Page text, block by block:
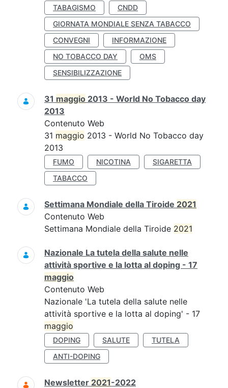
TABAGISMO
CNDD
GIORNATA MONDIALE SENZA TABACCO
CONVEGNI
INFORMAZIONE
NO TOBACCO DAY
OMS
SENSIBILIZZAZIONE
31 maggio 2013 - World No Tobacco day
2013
Contenuto Web
31 maggio 2013 - World No Tobacco day
2013
FUMO NICOTINA
SIGARETTA
TABACCO
Settimana Mondiale della Tiroide 2021
Contenuto Web
Settimana Mondiale della Tiroide 2021
Nazionale La tutela della salute nelle
attività sportive e la lotta al doping - 17
maggio
Contenuto Web
Nazionale 'La tutela della salute nelle
attività sportive e la lotta al doping' - 17
maggio
DOPING SALUTE
TUTELA
ANTI-DOPING
Newsletter 2021-2022